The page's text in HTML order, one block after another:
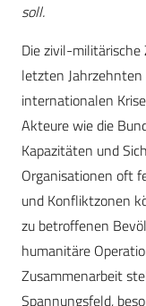
soll.
Die zivil-
letzten
internationalen
Akteure wie die
Kapazitäten und
Organisationen oft
und Konfliktzonen
zu betroffenen
humanitäre
Zusammenarbeit
Spannungsfeld,